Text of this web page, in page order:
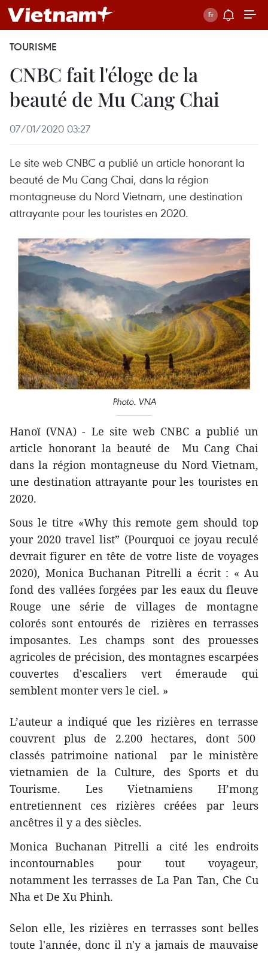
TOURISME
CNBC fait l'éloge de la
beauté de Mu Cang Chai
07/01/2020 03:27
Le site web CNBC a publié un article honorant la
beauté de Mu Cang Chai, dans la région
montagneuse du Nord Vietnam, une destination
attrayante pour les touristes en 2020.
Photo. VNA
Hanoï (VNA) - Le site web CNBC a publié un
article honorant la beauté de Mu Cang Chai
dans la région montagneuse du Nord Vietnam,
une destination attrayante pour les touristes en
2020.
Sous le titre «Why this remote gem should top
your 2020 travel list” (Pourquoi ce joyau reculé
devrait figurer en tête de votre liste de voyages
2020), Monica Buchanan Pitrelli a écrit : « Au
fond des vallées forgées par les eaux du fleuve
Rouge une série de villages de montagne
colorés sont entourés de rizières en terrasses
imposantes. Les champs sont des prouesses
agricoles de précision, des montagnes escarpées
couvertes d'escaliers vert émeraude qui
semblent monter vers le ciel. »
L’auteur a indiqué que les rizières en terrasse
couvrent plus de 2.200 hectares, dont 500
classés patrimoine national par le ministère
vietnamien de la Culture, des Sports et du
Tourisme. Les Vietnamiens H’mong
entretiennent ces rizières créées par leurs
ancêtres il y a des siècles.
Monica Buchanan Pitrelli a cité les endroits
incontournables pour tout voyageur,
notamment les terrasses de La Pan Tan, Che Cu
Nha et De Xu Phinh.
Selon elle, les rizières en terrasses sont belles
toute l'année, donc il n'y a jamais de mauvaise